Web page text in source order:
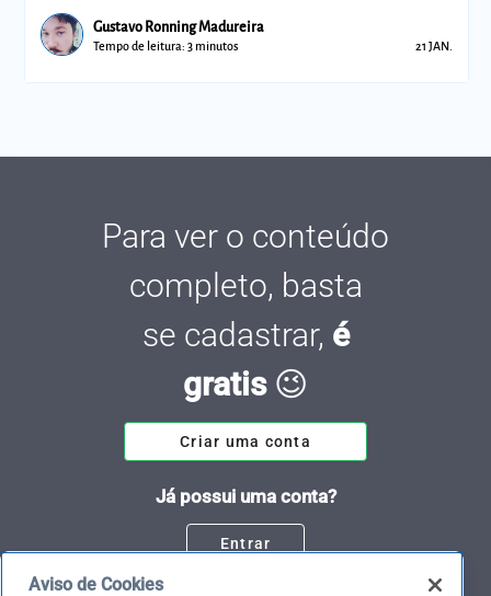
Gustavo Ronning Madureira
Tempo de leitura: 3 minutos 21 JAN.
Para ver o conteúdo
completo, basta
se cadastrar, é
gratis😉
Criar uma conta
Já possui uma conta?
Entrar
Aviso de Cookies